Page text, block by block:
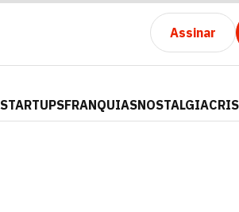
Assinar
STARTUPSFRANQUIASNOSTALGIA